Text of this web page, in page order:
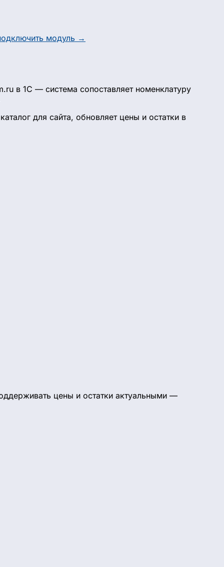
модуль →
в 1С — система сопоставляет номенклатуру
для сайта, обновляет цены и остатки в
цены и остатки актуальными —